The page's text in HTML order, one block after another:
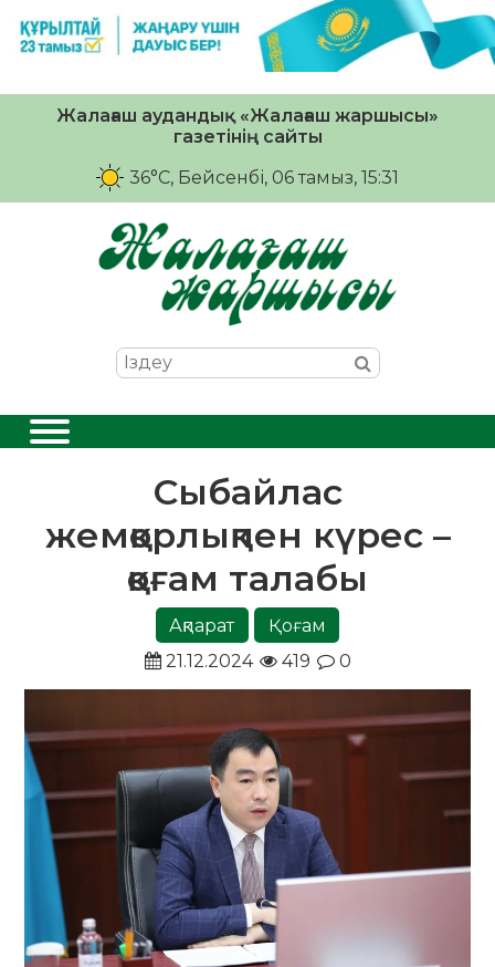
Жалағаш аудандық «Жалағаш жаршысы»
газетінің сайты
36°C, Бейсенбі, 06 тамыз, 15:31
Сыбайлас
жемқорлықпен күрес –
қоғам талабы
Ақпарат
Қоғам
21.12.2024
419 0